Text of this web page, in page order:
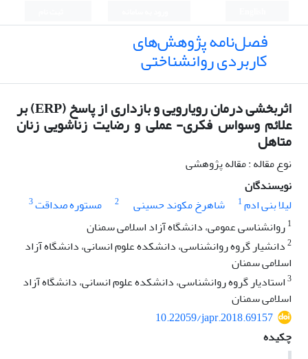
فصل‌نامه پژوهش‌های
کاربردی روانشناختی
اثربخشی درمان رویارویی و بازداری از پاسخ (ERP) بر
علائم وسواس فکری- عملی و رضایت زناشویی زنان
متاهل
نوع مقاله : مقاله پژوهشی
نویسندگان
لیلا بنی ادم1 شاهرخ مکوند حسینی 2 مستوره صداقت3
1روانشناسی عمومی، دانشگاه آزاد اسلامی سمنان
2دانشیار گروه روانشناسی، دانشکده علوم انسانی، دانشگاه آزاد
اسلامی سمنان
3استادیار گروه روانشناسی، دانشکده علوم انسانی، دانشگاه آزاد
اسلامی سمنان
10.22059/japr.2018.69157
چکیده